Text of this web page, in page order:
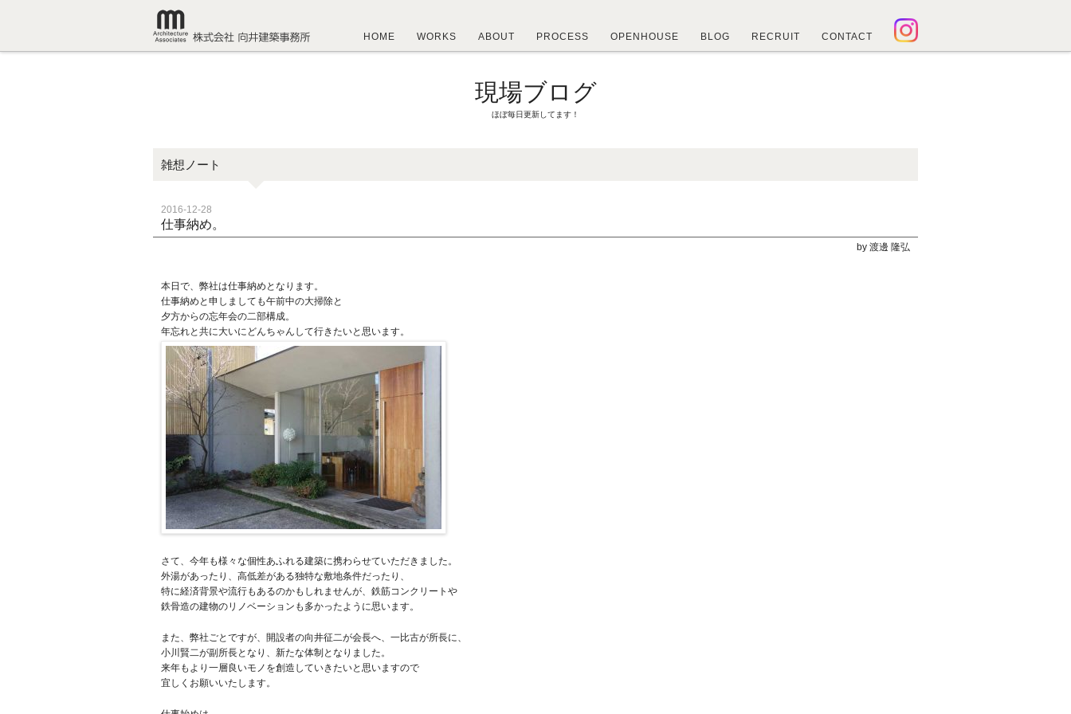
HOME WORKS ABOUT PROCESS OPENHOUSE BLOG RECRUIT CONTACT
現場ブログ
ほぼ毎日更新してます！
雑想ノート
2016-12-28
仕事納め。
by 渡邊 隆弘
本日で、弊社は仕事納めとなります。
仕事納めと申しましても午前中の大掃除と
夕方からの忘年会の二部構成。
年忘れと共に大いにどんちゃんして行きたいと思います。
さて、今年も様々な個性あふれる建築に携わらせていただきました。
外湯があったり、高低差がある独特な敷地条件だったり、
特に経済背景や流行もあるのかもしれませんが、鉄筋コンクリートや
鉄骨造の建物のリノベーションも多かったように思います。
また、弊社ごとですが、開設者の向井征二が会長へ、一比古が所長に、
小川賢二が副所長となり、新たな体制となりました。
来年もより一層良いモノを創造していきたいと思いますので
宜しくお願いいたします。